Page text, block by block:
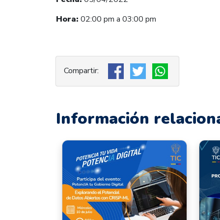
Hora: 02:00 pm a 03:00 pm
Información